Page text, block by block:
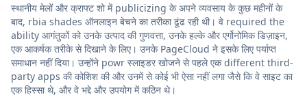
स्थानीय मेलों और क्राफ्ट शो में publicizing के अपने व्यवसाय के कुछ महीनों के
बाद, rbia shades ऑनलाइन बेचने का तरीका ढूंढ रही थी। वे required the
ability आगंतुकों को उनके उत्पाद की गुणवत्ता, उनके हल्के और एर्गोनोमिक डिज़ाइन,
एक आकर्षक तरीके से दिखाने के लिए। उनके PageCloud ने इसके लिए पर्याप्त
समाधान नहीं दिया। उन्होंने powr स्लाइडर खोजने से पहले एक different third-
party apps की कोशिश की और उनमें से कोई भी ऐसा नहीं लगा जैसे कि वे साइट का
एक हिस्सा थे, और वे भद्दे और उपयोग में कठिन थे।